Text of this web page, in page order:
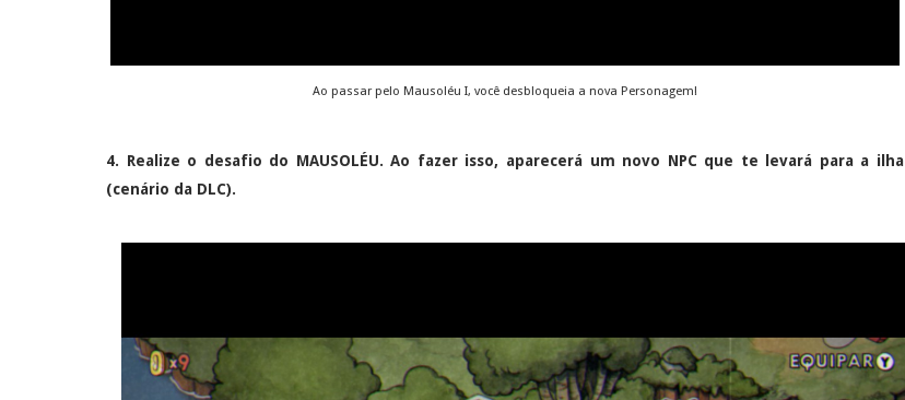
Ao passar pelo Mausoléu I, você desbloqueia a nova Personagem!
4. Realize o desafio do MAUSOLÉU. Ao fazer isso, aparecerá um novo NPC que te levará para a ilha
(cenário da DLC).